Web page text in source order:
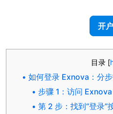
开
目录 [
如何登录 Exnova：分
步骤 1：访问
第 2 步：找到“登录”